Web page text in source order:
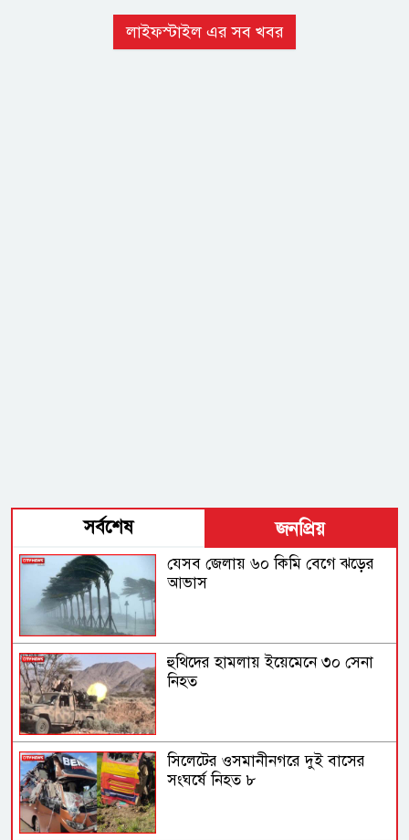
লাইফস্টাইল এর সব খবর
সর্বশেষ জনপ্রিয়
যেসব জেলায় ৬০ কিমি বেগে ঝড়ের
আভাস
হুথিদের হামলায় ইয়েমেনে ৩০ সেনা
নিহত
সিলেটের ওসমানীনগরে দুই বাসের
সংঘর্ষে নিহত ৮